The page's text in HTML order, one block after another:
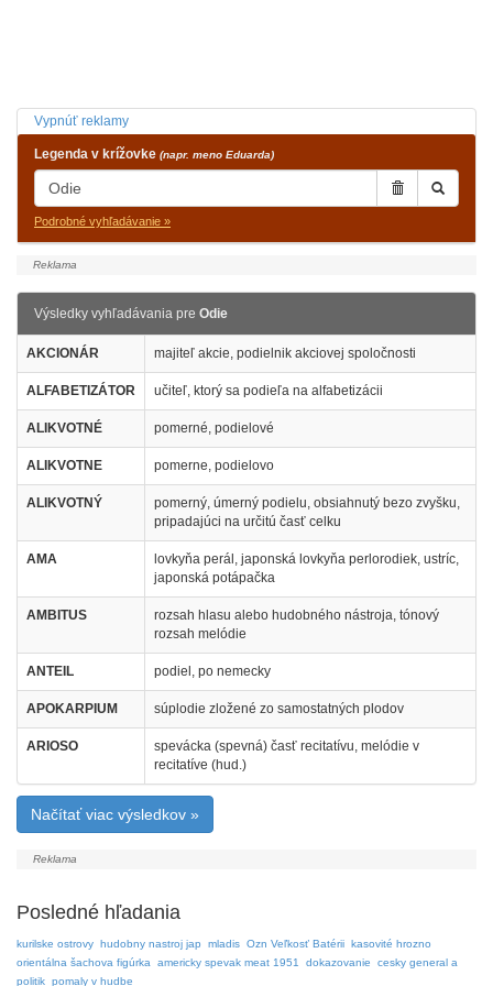
Vypnúť reklamy
Legenda v krížovke (napr. meno Eduarda)
Podrobné vyhľadávanie »
Výsledky vyhľadávania pre Odie
AKCIONÁR majiteľ akcie, podielnik akciovej spoločnosti
ALFABETIZÁTOR učiteľ, ktorý sa podieľa na alfabetizácii
ALIKVOTNÉ pomerné, podielové
ALIKVOTNE pomerne, podielovo
ALIKVOTNÝ
pomerný, úmerný podielu, obsiahnutý bezo zvyšku,
pripadajúci na určitú časť celku
AMA
lovkyňa perál, japonská lovkyňa perlorodiek, ustríc,
japonská potápačka
AMBITUS
rozsah hlasu alebo hudobného nástroja, tónový
rozsah melódie
ANTEIL podiel, po nemecky
APOKARPIUM súplodie zložené zo samostatných plodov
ARIOSO
spevácka (spevná) časť recitatívu, melódie v
recitatíve (hud.)
Načítať viac výsledkov »
Posledné hľadania
kurilske ostrovy hudobny nastroj jap mladis Ozn Veľkosť Batérii kasovité hrozno
orientálna šachova figúrka
americky spevak meat 1951 dokazovanie
cesky general a
politik pomaly v hudbe